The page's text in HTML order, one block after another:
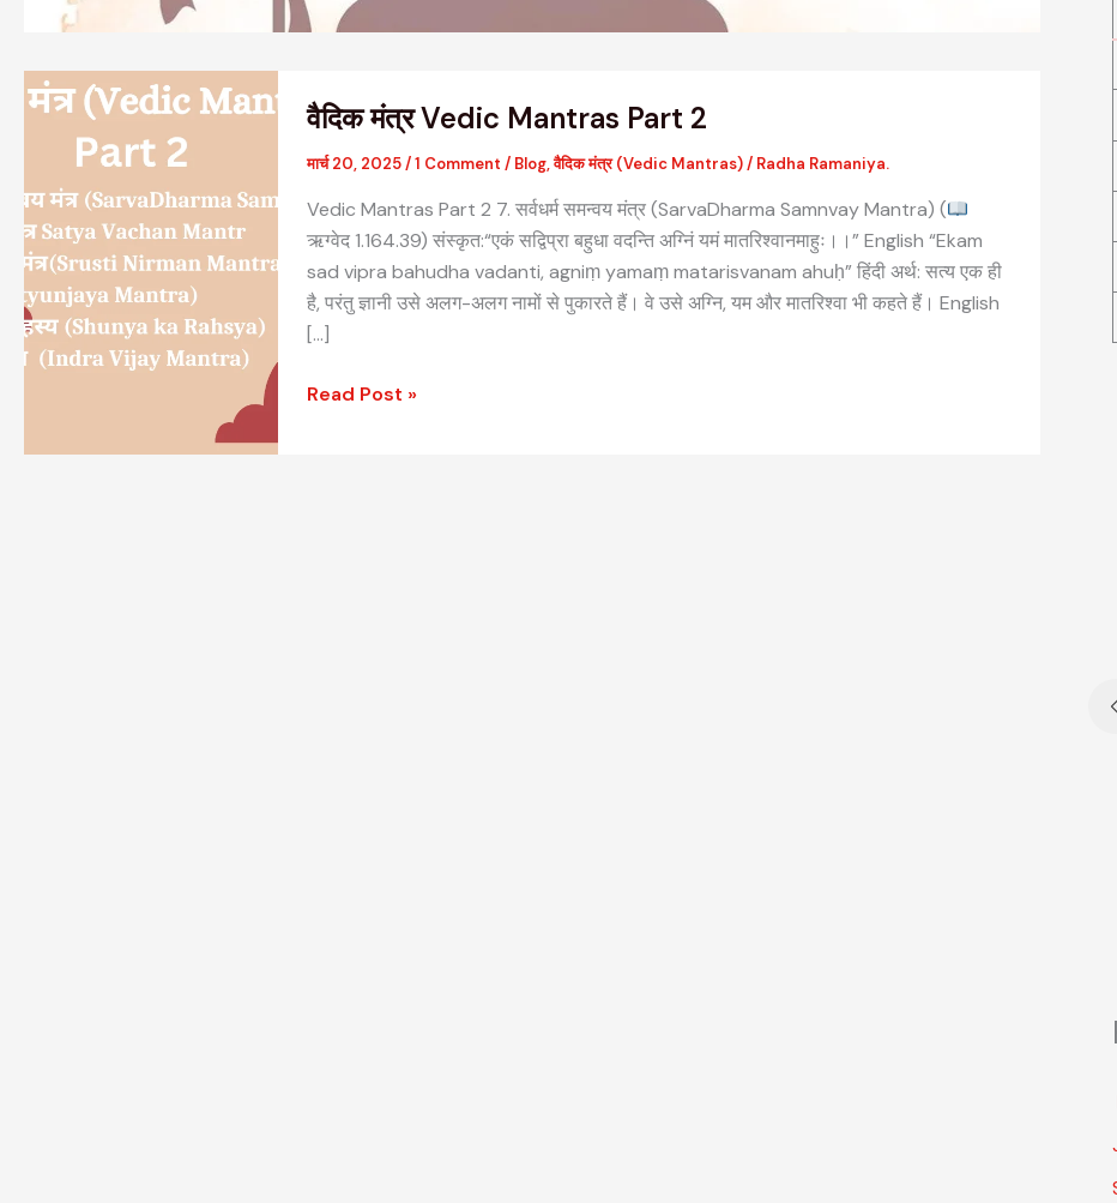
वैदिक मंत्र Vedic Mantras Part 2
मार्च 20, 2025/1 Comment / Blog,वैदिक मंत्र (Vedic Mantras)/ Radha Ramaniya.
Vedic Mantras Part 2 7. सर्वधर्म समन्वय मंत्र (SarvaDharma Samnvay Mantra) (
ऋग्वेद 1.164.39) संस्कृत:“एकं सद्विप्रा बहुधा वदन्ति अग्निं यमं मातरिश्वानमाहुः।।” English “Ekam
sad vipra bahudha vadanti, agniṃ yamaṃ matarisvanam ahuḥ” हिंदी अर्थ: सत्य एक ही
है, परंतु ज्ञानी उसे अलग-अलग नामों से पुकारते हैं। वे उसे अग्नि, यम और मातरिश्वा भी कहते हैं। English
[…]
मंत्र
Mantras
Part
2
Read Post »